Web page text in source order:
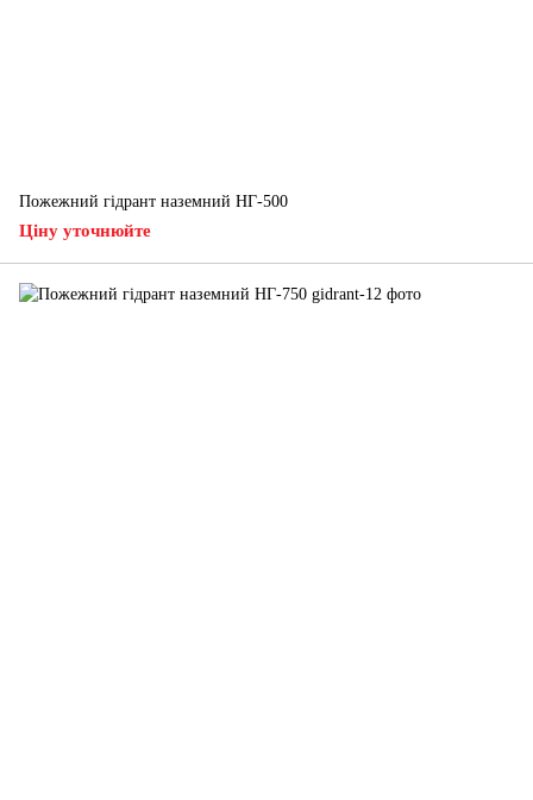
Пожежний гідрант наземний НГ-500
Ціну уточнюйте